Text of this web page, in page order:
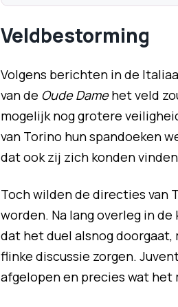
Veldbestorming
Volgens berichten in de
van de Oude Damehet veld
mogelijk nog grotere
van Torino hun spandoeken
dat ook zij zich konden
Toch wilden de directies van
worden. Na lang overleg in
dat het duel alsnog doorgaat,
flinke discussie zorgen.
afgelopen en precies wat